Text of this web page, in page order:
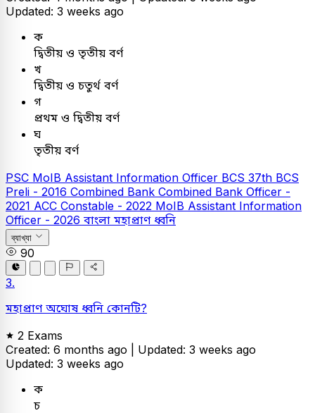
Updated: 3 weeks ago
ক
দ্বিতীয় ও তৃতীয় বর্ণ
খ
দ্বিতীয় ও চতুর্থ বর্ণ
গ
প্রথম ও দ্বিতীয় বর্ণ
ঘ
তৃতীয় বর্ণ
PSC MoIB Assistant Information Officer BCS 37th BCS
Preli - 2016 Combined Bank Combined Bank Officer -
2021 ACC Constable - 2022 MoIB Assistant Information
Officer - 2026 বাংলা মহাপ্রাণ ধ্বনি
ব্যাখ্যা
90
3.
মহাপ্রাণ অঘোষ ধ্বনি কোনটি?
2 Exams
Created: 6 months ago | Updated: 3 weeks ago
Updated: 3 weeks ago
ক
চ